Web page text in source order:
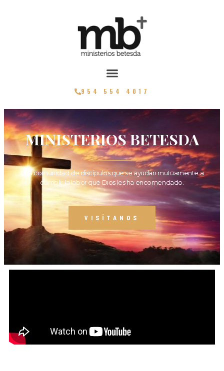
954 554 4017
MINISTERIOS BETESDA
Una comunidad de discípulos que se ayudan mutuamente a
cumplir la labor que Dios les ha encomendado.
VISÍTANOS